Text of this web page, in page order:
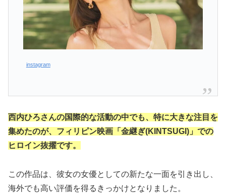
instagram
西内ひろさんの国際的な活動の中でも、特に大きな注目を
集めたのが、フィリピン映画「金継ぎ(KINTSUGI)」での
ヒロイン抜擢です。
この作品は、彼女の女優としての新たな一面を引き出し、
海外でも高い評価を得るきっかけとなりました。